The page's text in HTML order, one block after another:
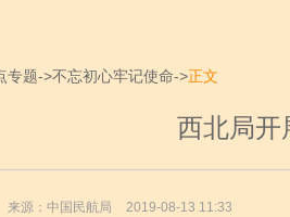
专题->不忘初心牢记使命->正文
西北局开
来源：中国民航局 2019-08-13 11:33